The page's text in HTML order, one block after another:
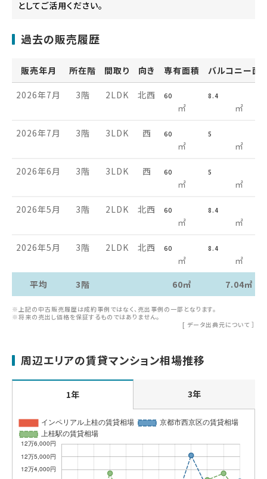
としてご活用ください。
過去の販売履歴
販売年月 所在階 間取り 向き 専有面積 バルコニー面
2026年7月 3階 2LDK 北西 60
㎡
8.4
㎡
2026年7月 3階 3LDK 西 60
㎡
5
㎡
2026年6月 3階 3LDK 西 60
㎡
5
㎡
2026年5月 3階 2LDK 北西 60
㎡
8.4
㎡
2026年5月 3階 2LDK 北西 60
㎡
8.4
㎡
平均
3階 60㎡ 7.04㎡
※上記の中古販売履歴は成約事例ではなく、売出事例の一部となります。
※将来の売出し価格を保証するものではありません。
[ データ出典元について ］
周辺エリアの賃貸マンション相場推移
1年 3年